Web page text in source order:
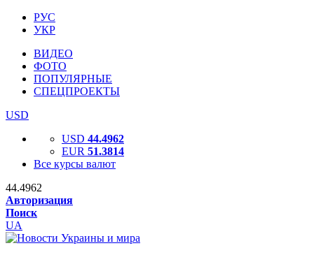
РУС
УКР
ВИДЕО
ФОТО
ПОПУЛЯРНЫЕ
СПЕЦПРОЕКТЫ
USD
USD 44.4962
EUR 51.3814
Все курсы валют
44.4962
Авторизация
Поиск
UA